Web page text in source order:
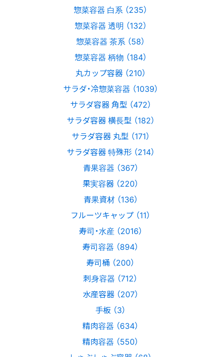
惣菜容器 白系 （235）
惣菜容器 透明 （132）
惣菜容器 茶系 （58）
惣菜容器 柄物 （184）
丸カップ容器 （210）
サラダ・冷惣菜容器 （1039）
サラダ容器 角型 （472）
サラダ容器 横長型 （182）
サラダ容器 丸型 （171）
サラダ容器 特殊形 （214）
青果容器 （367）
果実容器 （220）
青果資材 （136）
フルーツキャップ （11）
寿司・水産 （2016）
寿司容器 （894）
寿司桶 （200）
刺身容器 （712）
水産容器 （207）
手板 （3）
精肉容器 （634）
精肉容器 （550）